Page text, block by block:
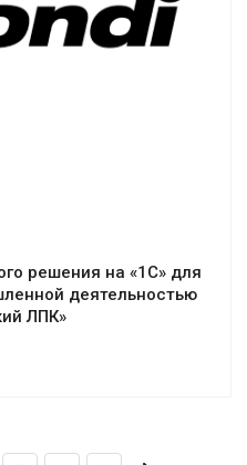
решения на «1С» для
деятельностью
ЛПК»